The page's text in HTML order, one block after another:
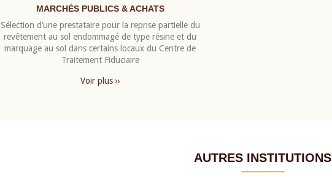
MARCHÉS PUBLICS & ACHATS
Sélection d’une prestataire pour la reprise partielle du
revêtement au sol endommagé de type résine et du
marquage au sol dans certains locaux du Centre de
Traitement Fiduciaire
Voir plus ››
AUTRES INSTITUTIONS